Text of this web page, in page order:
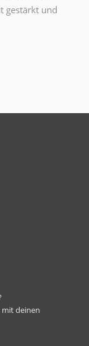
gestärkt und
deinen